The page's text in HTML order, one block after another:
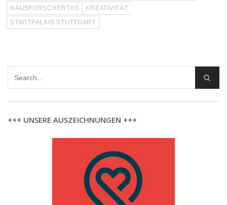
HAUSFORSCHERTAG
KREATIVITÄT
STADTPALAIS STUTTGART
+++ UNSERE AUSZEICHNUNGEN +++